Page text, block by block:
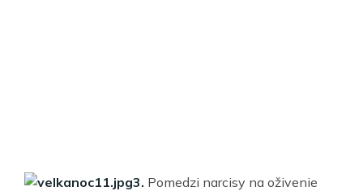
3. Pomedzi narcisy na oživenie